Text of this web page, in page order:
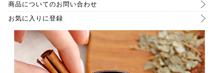
商品についてのお問い合わせ
お気に入りに登録